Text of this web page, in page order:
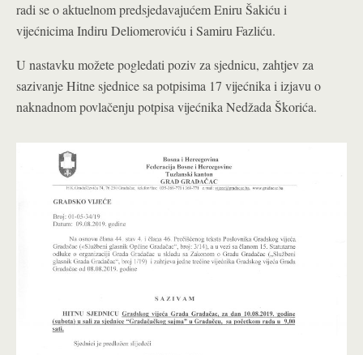
radi se o aktuelnom predsjedavajućem Eniru Šakiću i
vijećnicima Indiru Deliomeroviću i Samiru Fazliću.
U nastavku možete pogledati poziv za sjednicu, zahtjev za
sazivanje Hitne sjednice sa potpisima 17 vijećnika i izjavu o
naknadnom povlačenju potpisa vijećnika Nedžada Škorića.